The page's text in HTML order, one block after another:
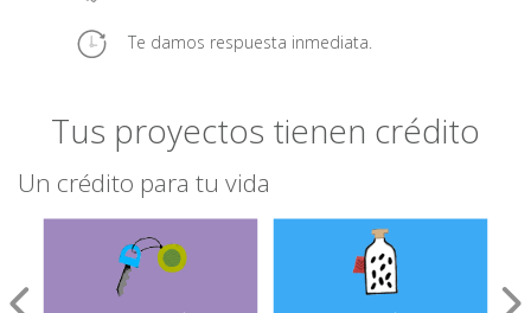
Te damos respuesta inmediata.
Tus proyectos tienen crédito
Un crédito para tu vida